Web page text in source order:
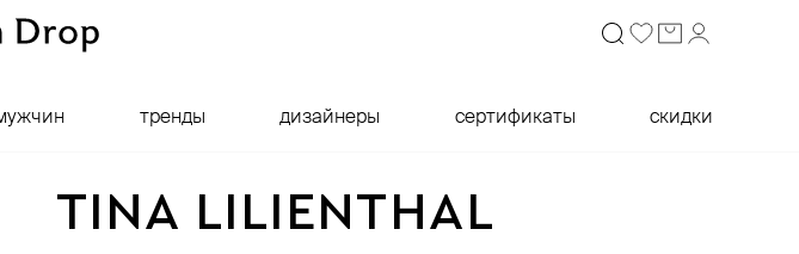
тренды дизайнеры сертификаты скидки
TINA LILIENTHAL